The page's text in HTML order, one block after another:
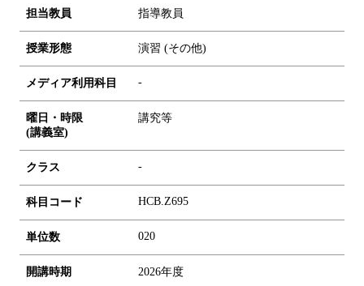
担当教員 指導教員
授業形態 演習 (その他)
メディア利用科目 -
曜日・時限
(講義室)
講究等
クラス -
科目コード HCB.Z695
単位数 020
開講時期 2026年度